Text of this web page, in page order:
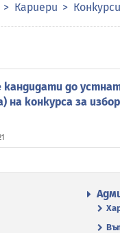
Кариери Конкурси за избор
кандидати до
на конкурса за